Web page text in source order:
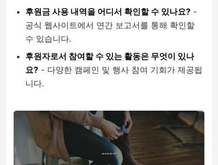
후원금 사용 내역을 어디서 확인할 수 있나요? -
공식 웹사이트에서 연간 보고서를 통해 확인할
수 있습니다.
후원자로서 참여할 수 있는 활동은 무엇이 있나
요? - 다양한 캠페인 및 행사 참여 기회가 제공됩
니다.